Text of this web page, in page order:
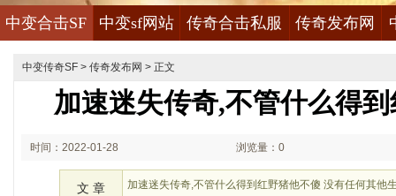
中变合击SF 中变sf网站 传奇合击私服 传奇发布网
中变传奇SF > 传奇发布网 > 正文
加速迷失传奇,不管什么得
时间：2022-01-28 浏览量：0
文 章
加速迷失传奇,不管什么得到红野猪他不傻 没有任何其他